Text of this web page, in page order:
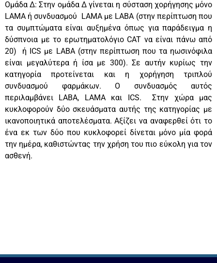
Ομάδα Δ: Στην ομάδα Δ γίνεται η σύσταση χορήγησης μόνο
LAMA ή συνδυασμού LAMA με LABA (στην περίπτωση που
τα συμπτώματα είναι αυξημένα όπως για παράδειγμα η
δύσπνοια με το ερωτηματολόγιο CAT να είναι πάνω από
20) ή ICS με LABA (στην περίπτωση που τα ηωσινόφιλα
είναι μεγαλύτερα ή ίσα με 300). Σε αυτήν κυρίως την
κατηγορία προτείνεται και η χορήγηση τριπλού
συνδυασμού φαρμάκων. Ο συνδυασμός αυτός
περιλαμβάνει LABA, LAMA και ICS. Στην χώρα μας
κυκλοφορούν δύο σκευάσματα αυτής της κατηγορίας με
ικανοποιητικά αποτελέσματα. Αξίζει να αναφερθεί ότι το
ένα εκ των δύο που κυκλοφορεί δίνεται μόνο μία φορά
την ημέρα, καθιστώντας την χρήση του πιο εύκολη για τον
ασθενή.